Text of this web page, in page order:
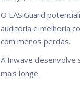
O EASiGuard
auditoria e melhoria
com menos perdas.
A Inwave desenvolve
mais longe.